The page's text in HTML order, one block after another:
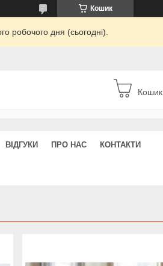
Кошик
робочого дня (сьогодні).
Кошик
ВІДГУКИ ПРО НАС КОНТАКТИ